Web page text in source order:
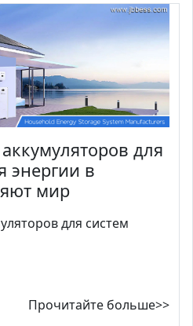
для
энергии в
мир
для систем
Прочитайте больше>>